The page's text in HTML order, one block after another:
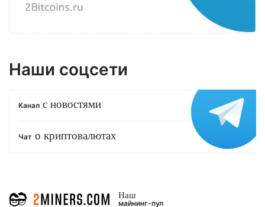
Наши соцсети
Канал с новостями
Чат о криптовалютах
Наш
майнинг-пул